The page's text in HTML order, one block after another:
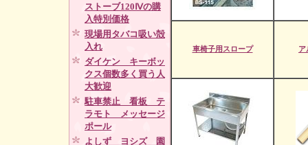
ストーブ120Ⅳの購
入特別価格
現場用タバコ吸い殻
入れ
ダイケン キーボッ
クス個数多く買う人
大歓迎
駐車禁止 看板 テ
ラモト メッセージ
ポール
よしず ヨシズ 園
車椅子用スロープ ア